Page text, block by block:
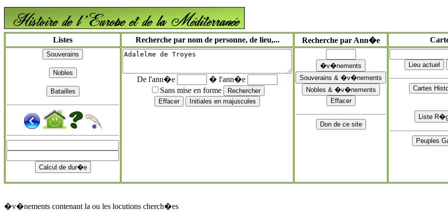
Listes Recherche par nom de personne, de lieu,... Recherche par Ann�e
De l'ann�e
� l'ann�e
Sans mise en forme
�v�nements contenant la ou les locutions cherch�es